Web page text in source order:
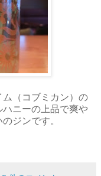
（コブミカン）の
ニーの上品で爽や
ジンです。